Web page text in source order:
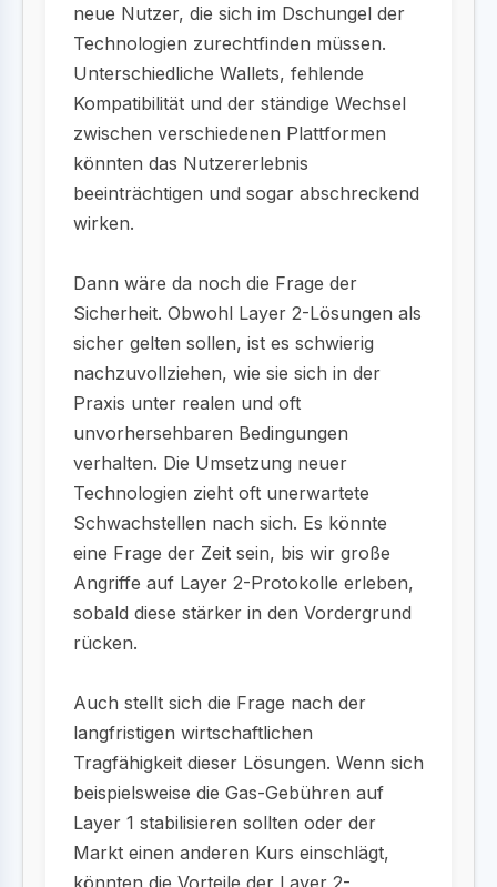
neue Nutzer, die sich im Dschungel der
Technologien zurechtfinden müssen.
Unterschiedliche Wallets, fehlende
Kompatibilität und der ständige Wechsel
zwischen verschiedenen Plattformen
könnten das Nutzererlebnis
beeinträchtigen und sogar abschreckend
wirken.
Dann wäre da noch die Frage der
Sicherheit. Obwohl Layer 2-Lösungen als
sicher gelten sollen, ist es schwierig
nachzuvollziehen, wie sie sich in der
Praxis unter realen und oft
unvorhersehbaren Bedingungen
verhalten. Die Umsetzung neuer
Technologien zieht oft unerwartete
Schwachstellen nach sich. Es könnte
eine Frage der Zeit sein, bis wir große
Angriffe auf Layer 2-Protokolle erleben,
sobald diese stärker in den Vordergrund
rücken.
Auch stellt sich die Frage nach der
langfristigen wirtschaftlichen
Tragfähigkeit dieser Lösungen. Wenn sich
beispielsweise die Gas-Gebühren auf
Layer 1 stabilisieren sollten oder der
Markt einen anderen Kurs einschlägt,
könnten die Vorteile der Layer 2-